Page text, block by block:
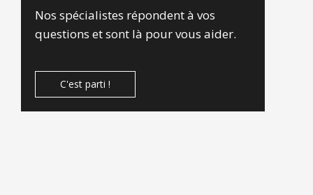
Nos spécialistes répondent à vos
questions et sont là pour vous aider.
C'est parti !